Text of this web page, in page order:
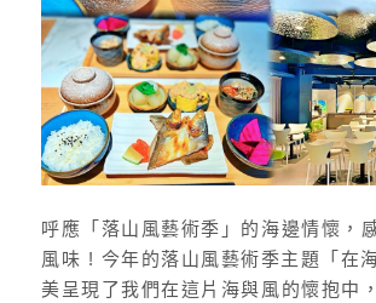
呼應「落山風藝術季」的海邊情懷，
風味 ! 今年的落山風藝術季主題「在
美呈現了我們在這片海與風的懷抱中